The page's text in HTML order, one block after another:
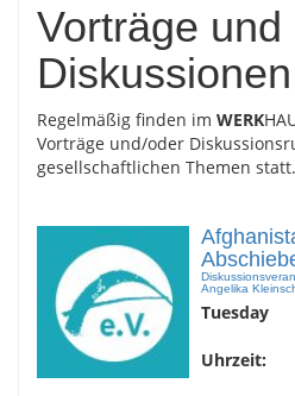
Vorträge und
Diskussionen
Regelmäßig finden im WERK
Vorträge und/oder
gesellschaftlichen Themen statt.
Angelika
Tuesday
Uhrzeit: